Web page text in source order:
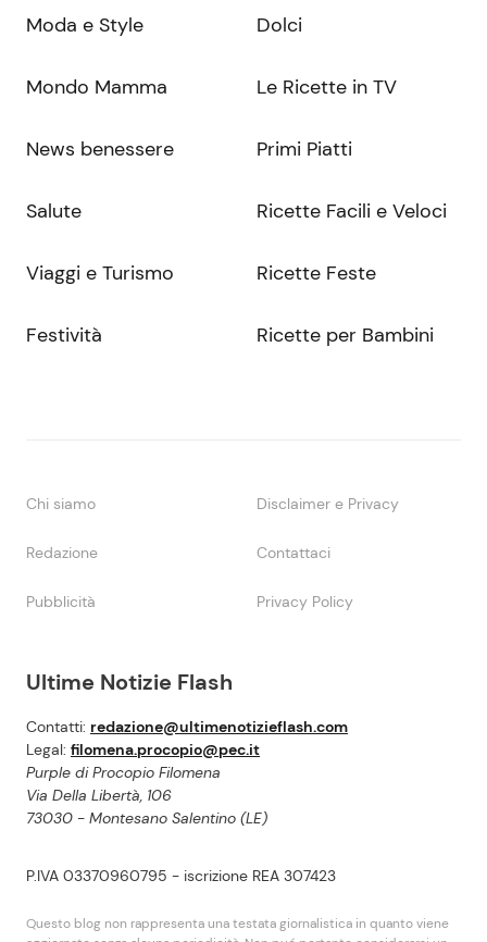
Ultime Notizie Flash
Contatti: redazione@ultimenotizieflash.com
Legal: filomena.procopio@pec.it
Purple di Procopio Filomena
Via Della Libertà, 106
73030 - Montesano Salentino (LE)
P.IVA 03370960795 - iscrizione REA 307423
Questo blog non rappresenta una testata giornalistica in quanto viene
Moda e Style
Mondo Mamma
News benessere
Salute
Viaggi e Turismo
Festività
Dolci
Le Ricette in TV
Primi Piatti
Ricette Facili e Veloci
Ricette Feste
Ricette per Bambini
Chi siamo Disclaimer e Privacy
Redazione Contattaci
Pubblicità Privacy Policy